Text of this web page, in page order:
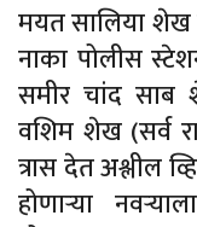
मयत सालिया शेख
नाका पोलीस
समीर चांद
वशिम शेख (सर्व
त्रास देत अश्लील
होणाऱ्या